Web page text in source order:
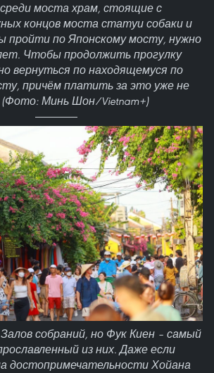
моста храм, стоящие с
концов моста статуи собаки и
пройти по Японскому мосту, нужно
Чтобы продолжить прогулку
вернуться по находящемуся по
причём платить за это уже не
(Фото: Минь Шон/Vietnam+)
собраний, но Фук Киен – самый
из них. Даже если
достопримечательности Хойана